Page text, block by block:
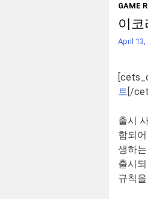
GAME
이
April 13,
트[/
출시
함되
생하
출시
규칙